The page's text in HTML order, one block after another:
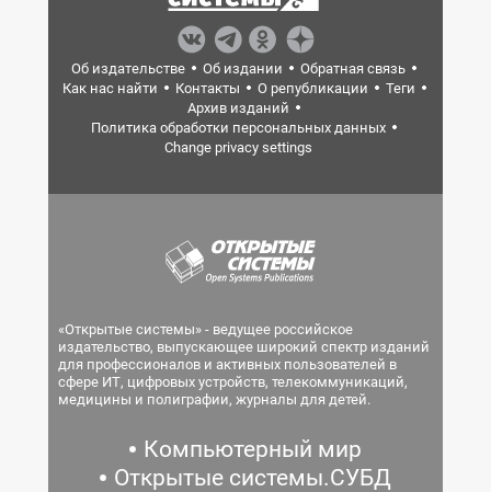
Об издательстве Об издании
Обратная связь
Как нас найти
Контакты О републикации
Теги
Архив изданий
Политика обработки персональных данных
Change privacy settings
«Открытые системы» - ведущее российское
издательство, выпускающее широкий спектр изданий
для профессионалов и активных пользователей в
сфере ИТ, цифровых устройств, телекоммуникаций,
медицины и полиграфии, журналы для детей.
Компьютерный мир
Открытые системы.СУБД